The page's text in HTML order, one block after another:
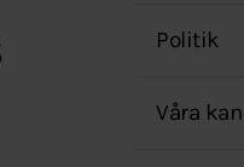
Politik
Våra